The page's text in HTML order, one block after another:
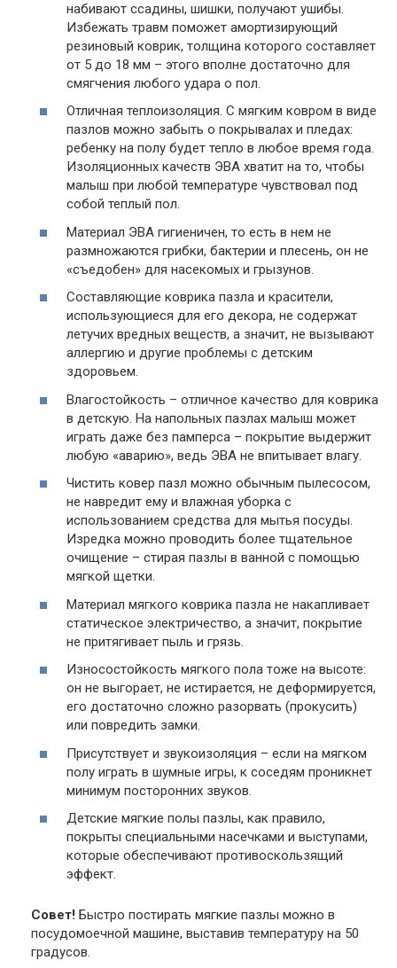
набивают ссадины, шишки, получают ушибы.
Избежать травм поможет амортизирующий
резиновый коврик, толщина которого составляет
от 5 до 18 мм – этого вполне достаточно для
смягчения любого удара о пол.
Отличная теплоизоляция. С мягким ковром в виде
пазлов можно забыть о покрывалах и пледах:
ребенку на полу будет тепло в любое время года.
Изоляционных качеств ЭВА хватит на то, чтобы
малыш при любой температуре чувствовал под
собой теплый пол.
Материал ЭВА гигиеничен, то есть в нем не
размножаются грибки, бактерии и плесень, он не
«съедобен» для насекомых и грызунов.
Составляющие коврика пазла и красители,
использующиеся для его декора, не содержат
летучих вредных веществ, а значит, не вызывают
аллергию и другие проблемы с детским
здоровьем.
Влагостойкость – отличное качество для коврика
в детскую. На напольных пазлах малыш может
играть даже без памперса – покрытие выдержит
любую «аварию», ведь ЭВА не впитывает влагу.
Чистить ковер пазл можно обычным пылесосом,
не навредит ему и влажная уборка с
использованием средства для мытья посуды.
Изредка можно проводить более тщательное
очищение – стирая пазлы в ванной с помощью
мягкой щетки.
Материал мягкого коврика пазла не накапливает
статическое электричество, а значит, покрытие
не притягивает пыль и грязь.
Износостойкость мягкого пола тоже на высоте:
он не выгорает, не истирается, не деформируется,
его достаточно сложно разорвать (прокусить)
или повредить замки.
Присутствует и звукоизоляция – если на мягком
полу играть в шумные игры, к соседям проникнет
минимум посторонних звуков.
Детские мягкие полы пазлы, как правило,
покрыты специальными насечками и выступами,
которые обеспечивают противоскользящий
эффект.
Совет! Быстро постирать мягкие пазлы можно в
посудомоечной машине, выставив температуру на 50
градусов.